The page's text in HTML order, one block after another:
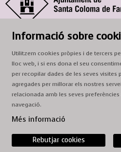
© Ajuntament de Santa Coloma de Farners
: de dilluns a
Adreça: c. del Prat, 16, 17430 Santa Coloma
A/e:cultura@scf.cat
Sitemap
Informació sobre
Utilitzem cookies pròpies i de tercers
lloc web, i si ens dona el seu
per recopilar dades de les seves visites
agregades per millorar els nostres
relacionada amb les seves
navegació.
Més informació
Rebutjar cookies